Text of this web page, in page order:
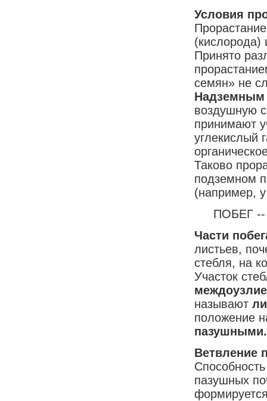
Условия
(кислорода)
Принято
семян» не
воздушную
принимают
углекислый
Таково
подземном
(например,
ПОБЕГ
Части
листьев,
стебля, на
Участок
называют
положение
Ветвление
пазушных